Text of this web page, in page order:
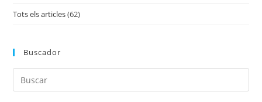
Tots els articles(62)
Buscador